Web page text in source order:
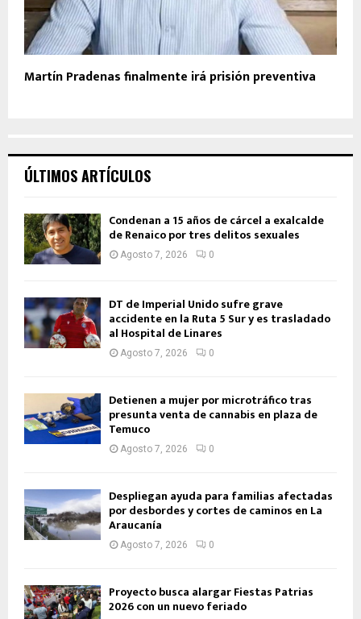
Martín Pradenas finalmente irá prisión preventiva
ÚLTIMOS ARTÍCULOS
Condenan a 15 años de cárcel a exalcalde
de Renaico por tres delitos sexuales
Agosto 7, 2026 0
DT de Imperial Unido sufre grave
accidente en la Ruta 5 Sur y es trasladado
al Hospital de Linares
Agosto 7, 2026 0
Detienen a mujer por microtráfico tras
presunta venta de cannabis en plaza de
Temuco
Agosto 7, 2026 0
Despliegan ayuda para familias afectadas
por desbordes y cortes de caminos en La
Araucanía
Agosto 7, 2026 0
Proyecto busca alargar Fiestas Patrias
2026 con un nuevo feriado